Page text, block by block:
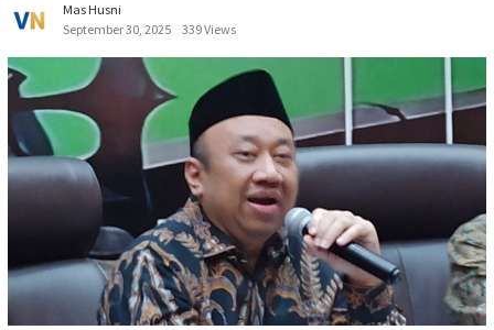
Mas Husni
September 30, 2025
339 Views